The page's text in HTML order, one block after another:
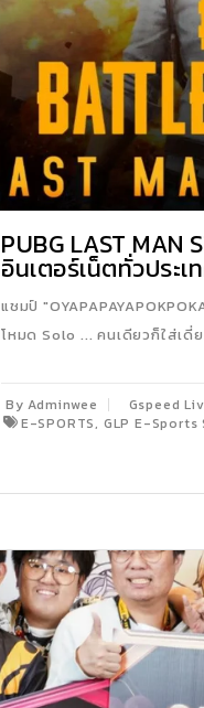
PUBG LAST MAN
อินเตอร์เน็ตทั่วประเ
แชมป์
โหมด Solo ... คนเดียวก็ใส่เดี่
By Adminwee Gspeed
E-SPORTS, GLP E-Sports